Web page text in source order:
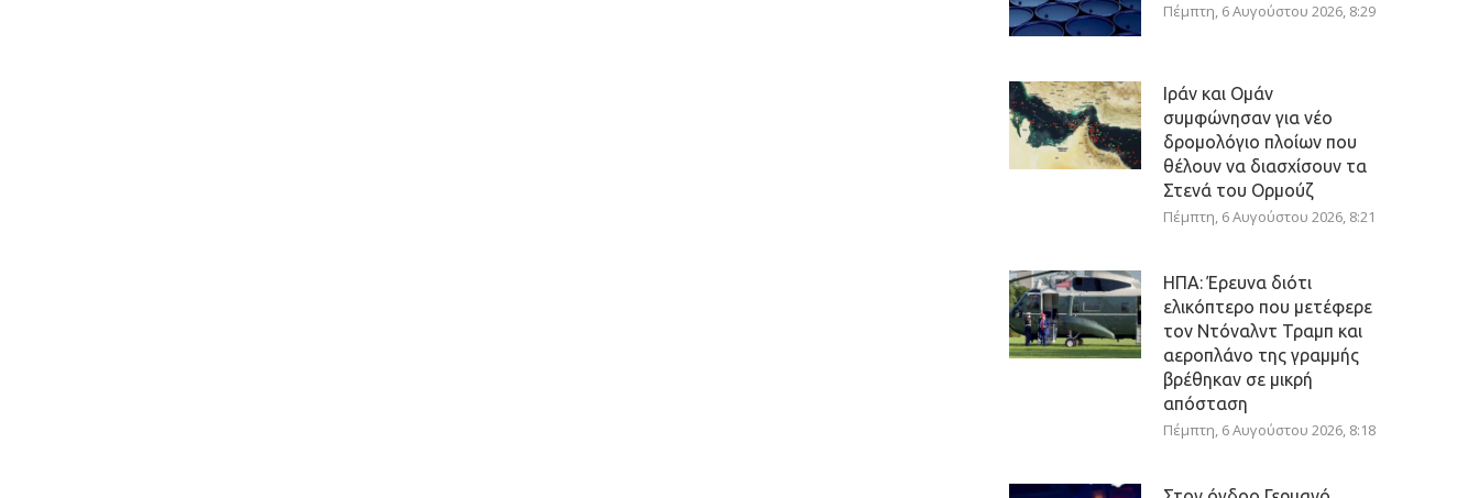
Πέμπτη, 6 Αυγούστου 2026, 8:29
Ιράν και Ομάν
συμφώνησαν για νέο
δρομολόγιο πλοίων που
θέλουν να διασχίσουν τα
Στενά του Ορμούζ
Πέμπτη, 6 Αυγούστου 2026, 8:21
ΗΠΑ: Έρευνα διότι
ελικόπτερο που μετέφερε
τον Ντόναλντ Τραμπ και
αεροπλάνο της γραμμής
βρέθηκαν σε μικρή
απόσταση
Πέμπτη, 6 Αυγούστου 2026, 8:18